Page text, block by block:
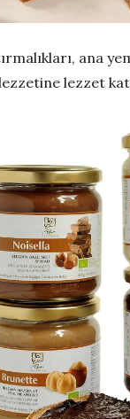
ana
lezzet